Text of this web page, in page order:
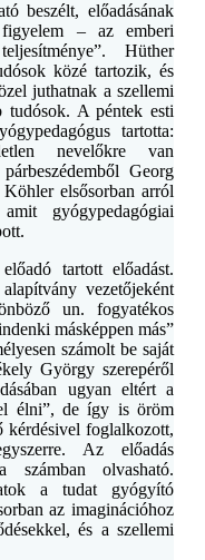
beszélt, előadásának
– az emberi
Hüther
közé tartozik, és
juthatnak a szellemi
tudósok. A péntek esti
tartotta:
nevelőkre van
Georg
elsősorban arról
gyógypedagógiai
tartott előadást.
vezetőjeként
un. fogyatékos
másképpen más”
számolt be saját
György szerepéről
ugyan eltért a
élni”, de így is öröm
kérdésivel foglalkozott,
Az előadás
számban olvasható.
a tudat gyógyító
az imaginációhoz
és a szellemi